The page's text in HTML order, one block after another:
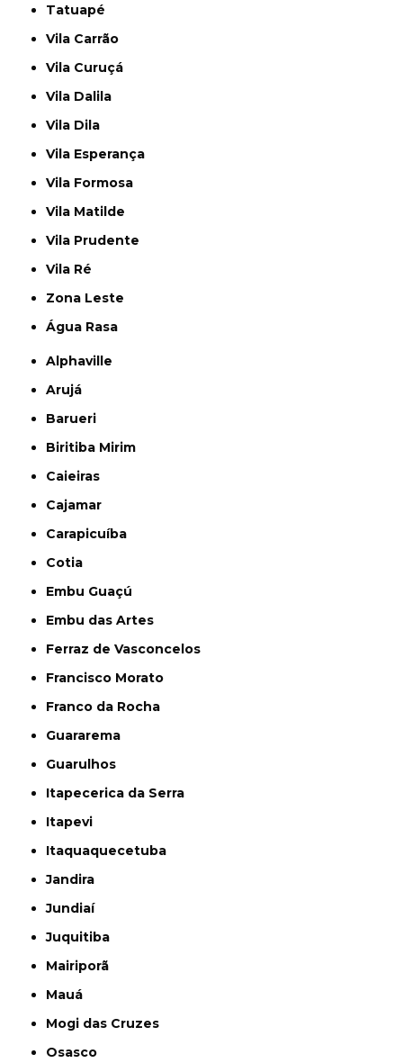
Tatuapé
Vila Carrão
Vila Curuçá
Vila Dalila
Vila Dila
Vila Esperança
Vila Formosa
Vila Matilde
Vila Prudente
Vila Ré
Zona Leste
Água Rasa
Alphaville
Arujá
Barueri
Biritiba Mirim
Caieiras
Cajamar
Carapicuíba
Cotia
Embu Guaçú
Embu das Artes
Ferraz de Vasconcelos
Francisco Morato
Franco da Rocha
Guararema
Guarulhos
Itapecerica da Serra
Itapevi
Itaquaquecetuba
Jandira
Jundiaí
Juquitiba
Mairiporã
Mauá
Mogi das Cruzes
Osasco